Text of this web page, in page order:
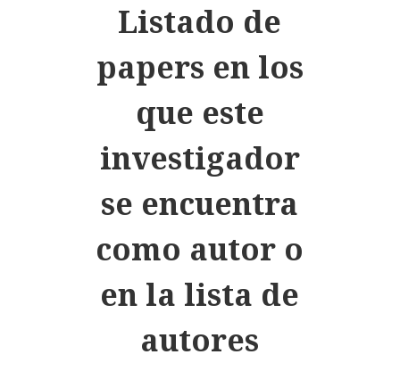
Listado de
papers en los
que este
investigador
se encuentra
como autor o
en la lista de
autores